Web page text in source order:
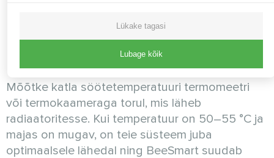
Kuidas kontrollida oma
küttesüsteemi 5 minutiga?
Mõõtke katla söötetemperatuuri termomeetri
või termokaameraga torul, mis läheb
radiaatoritesse. Kui temperatuur on 50–55 °C ja
majas on mugav, on teie süsteem juba
optimaalsele lähedal ning BeeSmart suudab
Lükake tagasi
Lubage kõik